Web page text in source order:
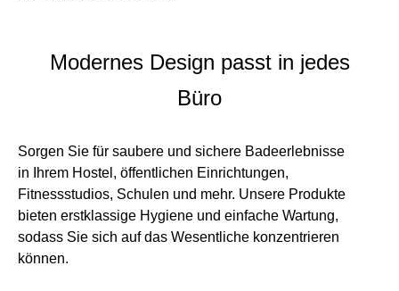
Modernes Design passt in jedes
Büro
Sorgen Sie für saubere und sichere Badeerlebnisse
in Ihrem Hostel, öffentlichen Einrichtungen,
Fitnessstudios, Schulen und mehr. Unsere Produkte
bieten erstklassige Hygiene und einfache Wartung,
sodass Sie sich auf das Wesentliche konzentrieren
können.